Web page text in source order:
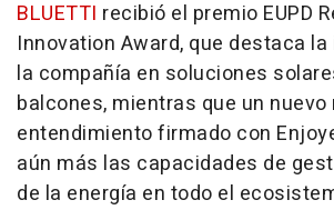
BLUETTI recibió el premio EUPD
Innovation Award, que destaca
la compañía en soluciones
balcones, mientras que un
entendimiento firmado con
aún más las capacidades de
de la energía en todo el